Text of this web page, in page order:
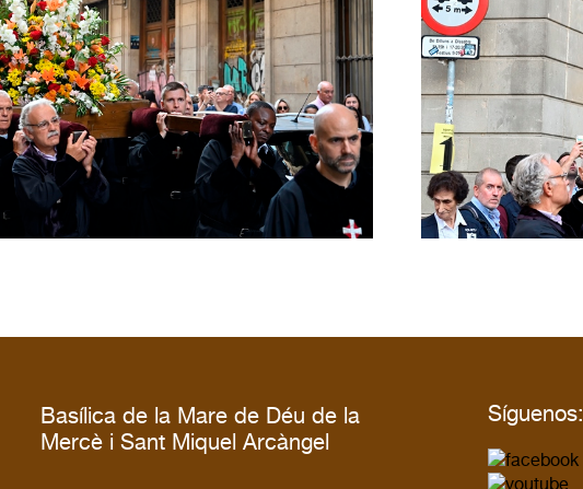
Basílica de la Mare de Déu de la
Mercè i Sant Miquel Arcàngel
Síguenos: